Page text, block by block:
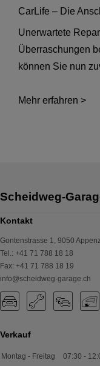
CarLife – Die
Unerwartete
Überraschungen
können Sie nun
Mehr erfahren >
Kontakt
Gontenstrasse 1 9050
Tel. : +41 71 788 18 18
Fax: +41 71 788 18 19
info@scheidweg-garage.ch
Verkauf
Montag - Freitag 07:30 -